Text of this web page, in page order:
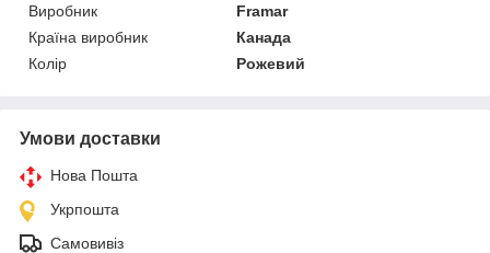
Виробник
Framar
Країна виробник
Канада
Колір
Рожевий
Умови доставки
Нова Пошта
Укрпошта
Самовивіз